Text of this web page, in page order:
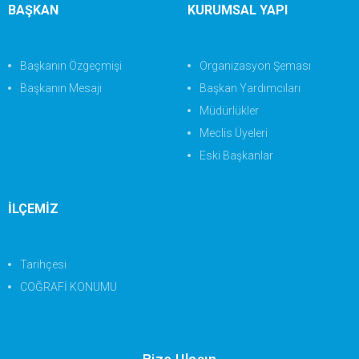
BAŞKAN
Başkanın Özgeçmişi
Başkanın Mesajı
KURUMSAL YAPI
Organizasyon Şeması
Başkan Yardımcıları
Müdürlükler
Meclis Üyeleri
Eski Başkanlar
İLÇEMİZ
Tarihçesi
COĞRAFİ KONUMU